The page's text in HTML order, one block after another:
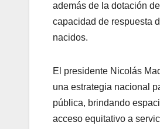
además de la dotación
capacidad de respuesta
nacidos.
El presidente Nicolás
una estrategia nacional
pública, brindando
acceso equitativo a